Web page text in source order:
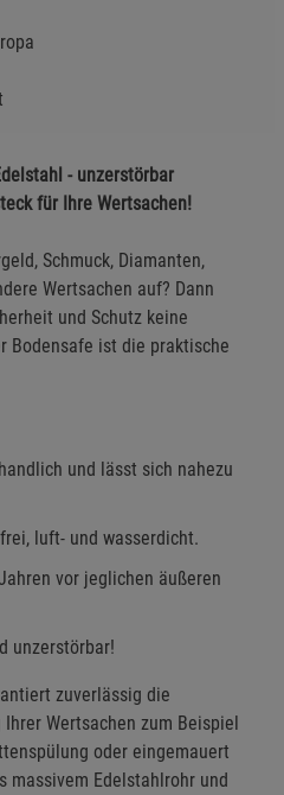
- unzerstörbar
für Ihre Wertsachen!
Schmuck, Diamanten,
Wertsachen auf? Dann
und Schutz keine
Bodensafe ist die praktische
und lässt sich nahezu
luft- und wasserdicht.
vor jeglichen äußeren
unzerstörbar!
zuverlässig die
Wertsachen zum Beispiel
oder eingemauert
massivem Edelstahlrohr und